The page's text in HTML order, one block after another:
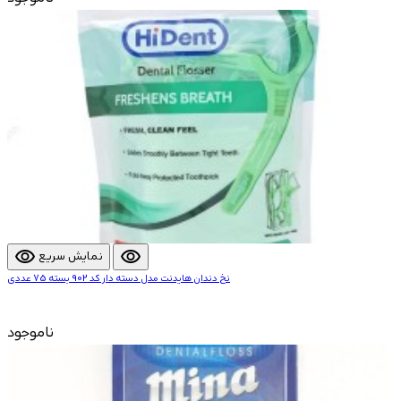
visibility نمایش سریع visibility
نخ دندان هایدنت مدل دسته دار کد 902 بسته 75 عددی
ناموجود